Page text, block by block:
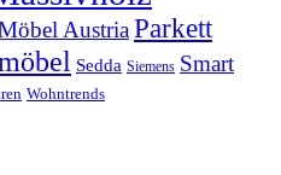
AustriaParkett
Sedda Siemens Smart
Wohntrends